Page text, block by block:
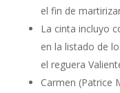
el fin de
La cinta incluyo
en la listado de
el reguera
Carmen (Patrice